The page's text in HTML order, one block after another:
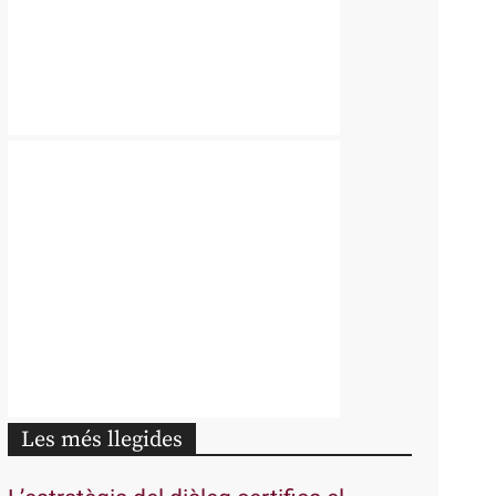
Les més llegides